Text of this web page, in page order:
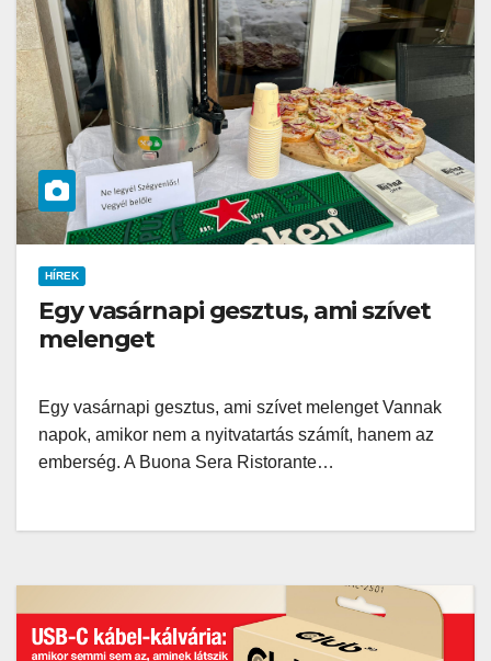
HÍREK
Egy vasárnapi gesztus, ami szívet
melenget
Egy vasárnapi gesztus, ami szívet melenget Vannak
napok, amikor nem a nyitvatartás számít, hanem az
emberség. A Buona Sera Ristorante…